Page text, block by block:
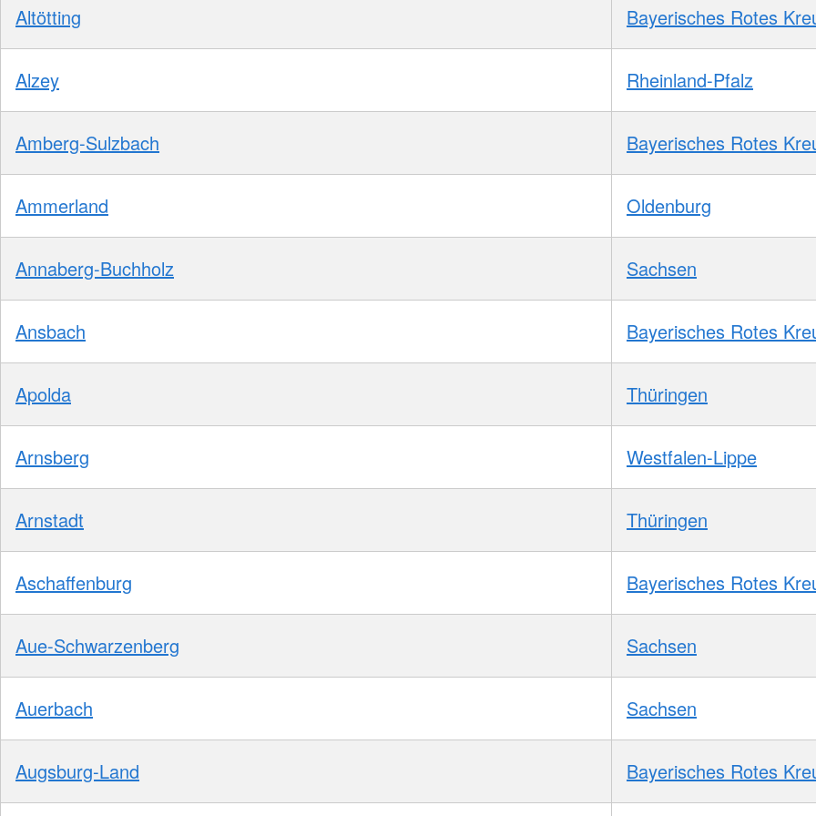
Altötting Bayerisches Rotes
Alzey Rheinland-Pfalz
Amberg-Sulzbach Bayerisches Rotes
Ammerland Oldenburg
Annaberg-Buchholz Sachsen
Ansbach Bayerisches Rotes
Apolda Thüringen
Arnsberg Westfalen-Lippe
Arnstadt Thüringen
Aschaffenburg Bayerisches Rotes
Aue-Schwarzenberg Sachsen
Auerbach Sachsen
Augsburg-Land Bayerisches Rotes